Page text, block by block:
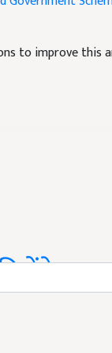
to improve this